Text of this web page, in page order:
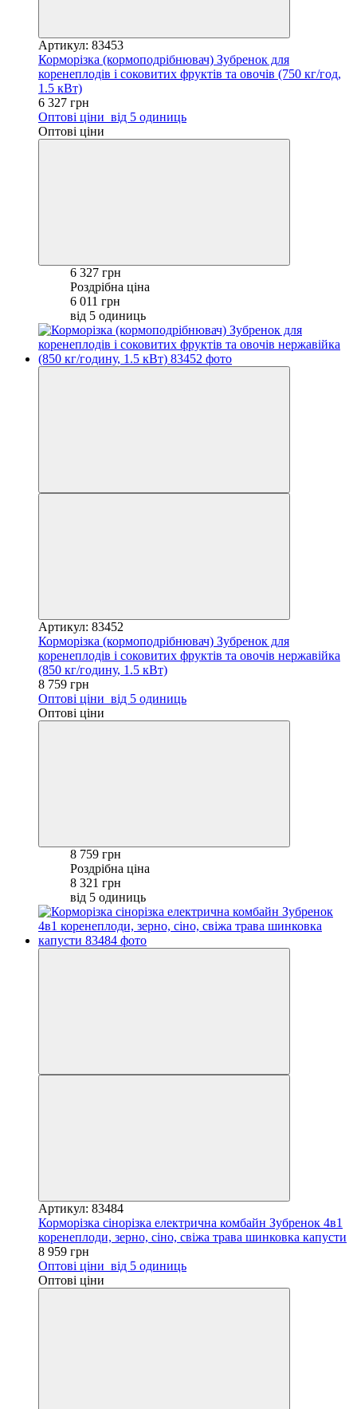
Артикул: 83453
Корморізка (кормоподрібнювач) Зубренок для
коренеплодів і соковитих фруктів та овочів (750 кг/год,
1.5 кВт)
6 327 грн
Оптові ціни від 5 одиниць
Оптові ціни
6 327 грн
Роздрібна ціна
6 011 грн
від 5 одиниць
Артикул: 83452
Корморізка (кормоподрібнювач) Зубренок для
коренеплодів і соковитих фруктів та овочів нержавійка
(850 кг/годину, 1.5 кВт)
8 759 грн
Оптові ціни від 5 одиниць
Оптові ціни
8 759 грн
Роздрібна ціна
8 321 грн
від 5 одиниць
Артикул: 83484
Корморізка сінорізка електрична комбайн Зубренок 4в1
коренеплоди, зерно, сіно, свіжа трава шинковка капусти
8 959 грн
Оптові ціни від 5 одиниць
Оптові ціни